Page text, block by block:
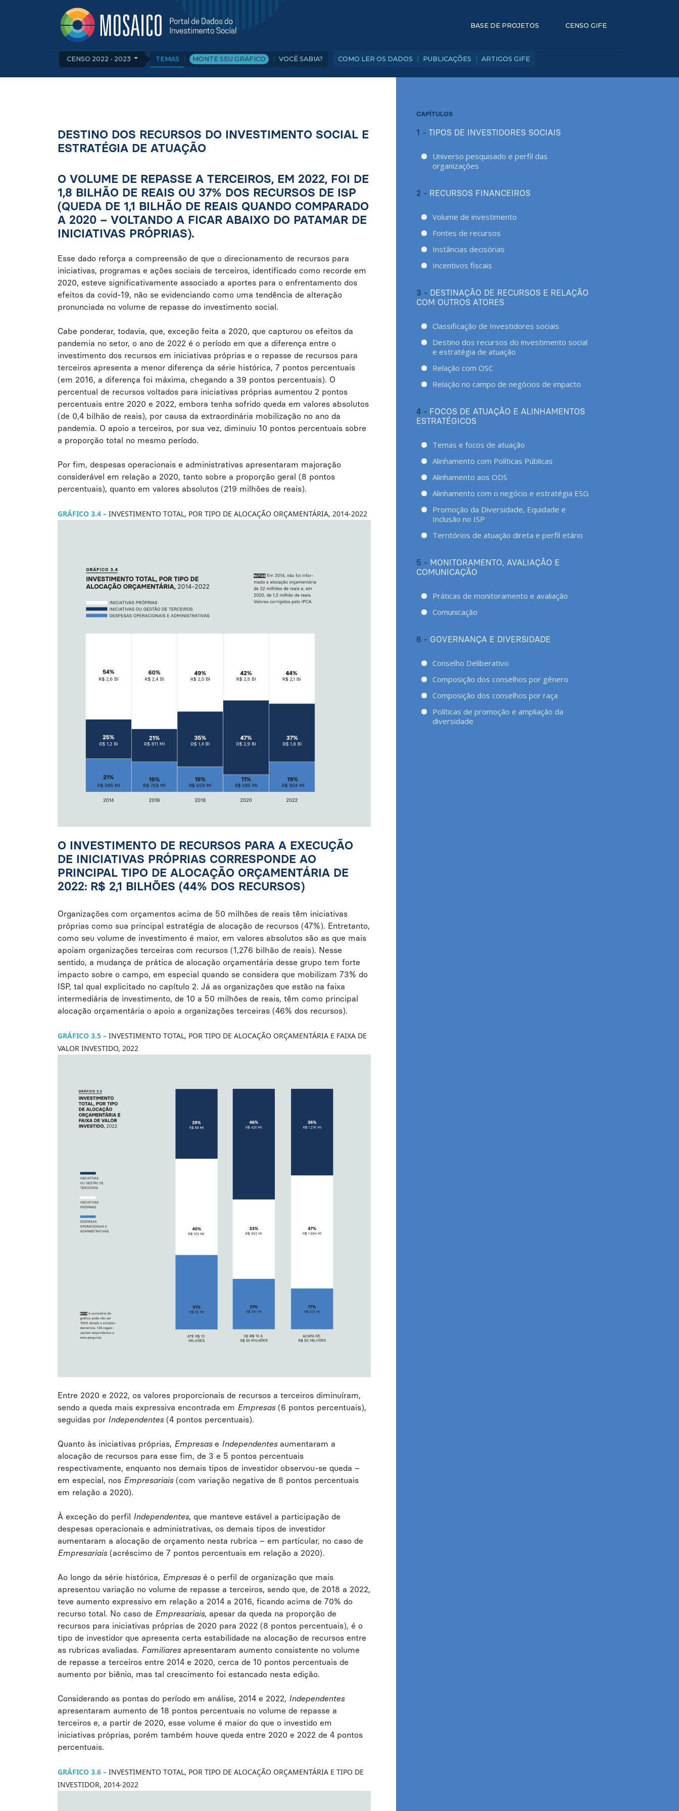
BASE DE PROJETOS CENSO GIFE
CENSO 2022 - 2023 TEMAS MONTE SEU GRÁFICO VOCÊ SABIA? COMO LER OS DADOS PUBLICAÇÕES ARTIGOS GIFE
DESTINO DOS RECURSOS DO INVESTIMENTO SOCIAL E
ESTRATÉGIA DE ATUAÇÃO
O VOLUME DE REPASSE A TERCEIROS, EM 2022, FOI DE
1,8 BILHÃO DE REAIS OU 37% DOS RECURSOS DE ISP
(QUEDA DE 1,1 BILHÃO DE REAIS QUANDO COMPARADO
A 2020 – VOLTANDO A FICAR ABAIXO DO PATAMAR DE
INICIATIVAS PRÓPRIAS).
Esse dado reforça a compreensão de que o direcionamento de recursos para
iniciativas, programas e ações sociais de terceiros, identificado como recorde em
2020, esteve significativamente associado a aportes para o enfrentamento dos
efeitos da covid-19, não se evidenciando como uma tendência de alteração
pronunciada no volume de repasse do investimento social.
Cabe ponderar, todavia, que, exceção feita a 2020, que capturou os efeitos da
pandemia no setor, o ano de 2022 é o período em que a diferença entre o
investimento dos recursos em iniciativas próprias e o repasse de recursos para
terceiros apresenta a menor diferença da série histórica, 7 pontos percentuais
(em 2016, a diferença foi máxima, chegando a 39 pontos percentuais). O
percentual de recursos voltados para iniciativas próprias aumentou 2 pontos
percentuais entre 2020 e 2022, embora tenha sofrido queda em valores absolutos
(de 0,4 bilhão de reais), por causa da extraordinária mobilização no ano da
pandemia. O apoio a terceiros, por sua vez, diminuiu 10 pontos percentuais sobre
a proporção total no mesmo período.
Por fim, despesas operacionais e administrativas apresentaram majoração
considerável em relação a 2020, tanto sobre a proporção geral (8 pontos
percentuais), quanto em valores absolutos (219 milhões de reais).
GRÁFICO 3.4 – INVESTIMENTO TOTAL, POR TIPO DE ALOCAÇÃO ORÇAMENTÁRIA, 2014-2022
O INVESTIMENTO DE RECURSOS PARA A EXECUÇÃO
DE INICIATIVAS PRÓPRIAS CORRESPONDE AO
PRINCIPAL TIPO DE ALOCAÇÃO ORÇAMENTÁRIA DE
2022: R$ 2,1 BILHÕES (44% DOS RECURSOS)
Organizações com orçamentos acima de 50 milhões de reais têm iniciativas
próprias como sua principal estratégia de alocação de recursos (47%). Entretanto,
como seu volume de investimento é maior, em valores absolutos são as que mais
apoiam organizações terceiras com recursos (1,276 bilhão de reais). Nesse
sentido, a mudança de prática de alocação orçamentária desse grupo tem forte
impacto sobre o campo, em especial quando se considera que mobilizam 73% do
ISP, tal qual explicitado no capítulo 2. Já as organizações que estão na faixa
intermediária de investimento, de 10 a 50 milhões de reais, têm como principal
alocação orçamentária o apoio a organizações terceiras (46% dos recursos).
GRÁFICO 3.5 – INVESTIMENTO TOTAL, POR TIPO DE ALOCAÇÃO ORÇAMENTÁRIA E FAIXA DE
VALOR INVESTIDO, 2022
Entre 2020 e 2022, os valores proporcionais de recursos a terceiros diminuíram,
sendo a queda mais expressiva encontrada em Empresas(6 pontos percentuais),
seguidas por Independentes(4 pontos percentuais).
Quanto às iniciativas próprias, Empresase Independentesaumentaram a
alocação de recursos para esse fim, de 3 e 5 pontos percentuais
respectivamente, enquanto nos demais tipos de investidor observou-se queda –
em especial, nos Empresariais(com variação negativa de 8 pontos percentuais
em relação a 2020).
À exceção do perfil Independentes, que manteve estável a participação de
despesas operacionais e administrativas, os demais tipos de investidor
aumentaram a alocação de orçamento nesta rubrica – em particular, no caso de
Empresariais(acréscimo de 7 pontos percentuais em relação a 2020).
Ao longo da série histórica, Empresasé o perfil de organização que mais
apresentou variação no volume de repasse a terceiros, sendo que, de 2018 a 2022,
teve aumento expressivo em relação a 2014 a 2016, ficando acima de 70% do
recurso total. No caso de Empresariais, apesar da queda na proporção de
recursos para iniciativas próprias de 2020 para 2022 (8 pontos percentuais), é o
tipo de investidor que apresenta certa estabilidade na alocação de recursos entre
as rubricas avaliadas. Familiaresapresentaram aumento consistente no volume
de repasse a terceiros entre 2014 e 2020, cerca de 10 pontos percentuais de
aumento por biênio, mas tal crescimento foi estancado nesta edição.
Considerando as pontas do período em análise, 2014 e 2022, Independentes
apresentaram aumento de 18 pontos percentuais no volume de repasse a
terceiros e, a partir de 2020, esse volume é maior do que o investido em
iniciativas próprias, porém também houve queda entre 2020 e 2022 de 4 pontos
percentuais.
GRÁFICO 3.6 – INVESTIMENTO TOTAL, POR TIPO DE ALOCAÇÃO ORÇAMENTÁRIA E TIPO DE
INVESTIDOR, 2014-2022
CAPÍTULOS
1 - TIPOS DE INVESTIDORES SOCIAIS
Universo pesquisado e perfil das
organizações
2 - RECURSOS FINANCEIROS
Volume de investimento
Fontes de recursos
Instâncias decisórias
Incentivos fiscais
3 - DESTINAÇÃO DE RECURSOS E RELAÇÃO
COM OUTROS ATORES
Classificação de Investidores sociais
Destino dos recursos do investimento social
e estratégia de atuação
Relação com OSC
Relação no campo de negócios de impacto
4 - FOCOS DE ATUAÇÃO E ALINHAMENTOS
ESTRATÉGICOS
Temas e focos de atuação
Alinhamento com Políticas Públicas
Alinhamento aos ODS
Alinhamento com o negócio e estratégia ESG
Promoção da Diversidade, Equidade e
Inclusão no ISP
Territórios de atuação direta e perfil etário
5 - MONITORAMENTO, AVALIAÇÃO E
COMUNICAÇÃO
Práticas de monitoramento e avaliação
Comunicação
6 - GOVERNANÇA E DIVERSIDADE
Conselho Deliberativo
Composição dos conselhos por gênero
Composição dos conselhos por raça
Políticas de promoção e ampliação da
diversidade